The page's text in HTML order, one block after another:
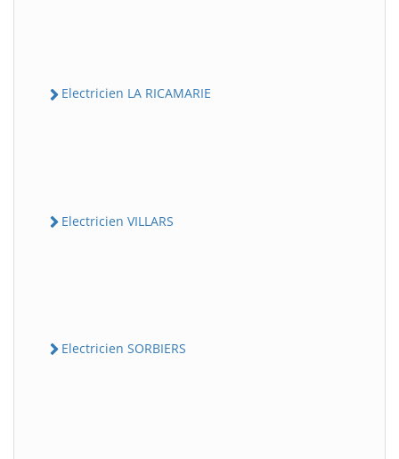
Electricien LA RICAMARIE
Electricien VILLARS
Electricien SORBIERS